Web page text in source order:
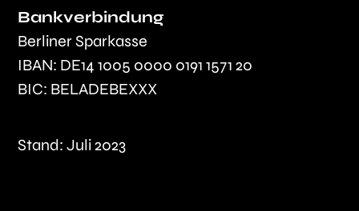
Bankverbindung
Berliner Sparkasse
IBAN: DE14 1005 0000 0191 1571 20
BIC: BELADEBEXXX
Stand: Juli 2023